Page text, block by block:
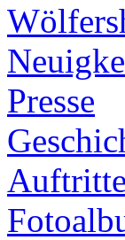
Presse
Auftritte